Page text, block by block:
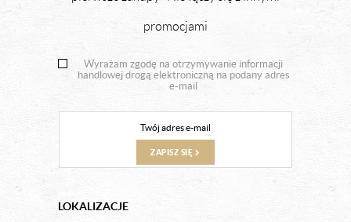
promocjami
Wyrażam zgodę na otrzymywanie informacji
handlowej drogą elektroniczną na podany adres
e-mail
ZAPISZ SIĘ
LOKALIZACJE